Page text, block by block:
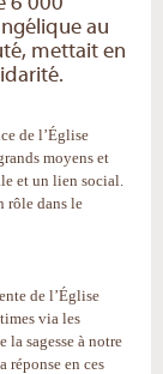
au
mettait en
de l’Église
moyens et
et un lien social.
rôle dans le
de l’Église
via les
la sagesse à notre
réponse en ces